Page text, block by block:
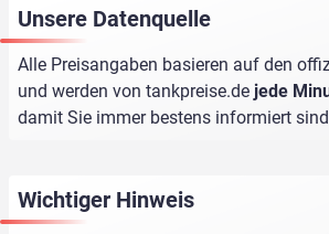
Unsere Datenquelle
Alle Preisangaben basieren auf den
und werden von tankpreise.de jede
damit Sie immer bestens informiert
Wichtiger Hinweis